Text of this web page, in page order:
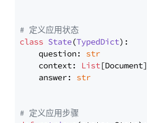
# 定义应用状态
class State(TypedDict):
    question:
str
    context:
List[Document]
    answer:
str
# 定义应用步骤